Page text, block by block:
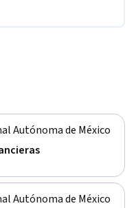
Autónoma de México
Autónoma de México